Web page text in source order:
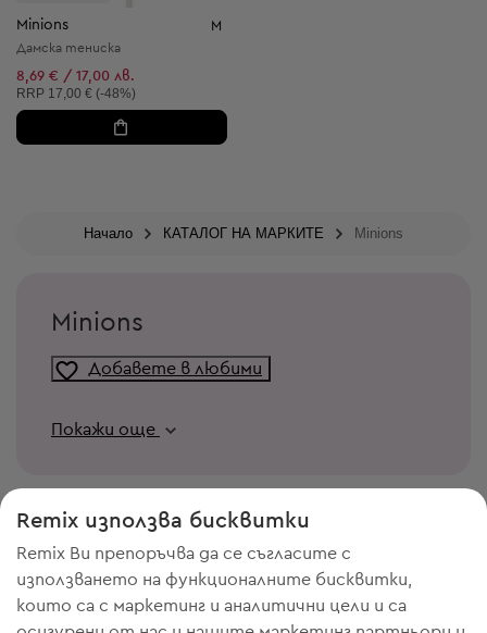
Minions M
Дамска тениска
8,69 € / 17,00 лв.
Препоръчителна цена:
RRP 17,00 € (-48%)
Начало КАТАЛОГ НА МАРКИТЕ Minions
Minions
Добавете в любими
Покажи още
Remix използва бисквитки
Remix Ви препоръчва да се съгласите с
използването на функционалните бисквитки,
които са с маркетинг и аналитични цели и са